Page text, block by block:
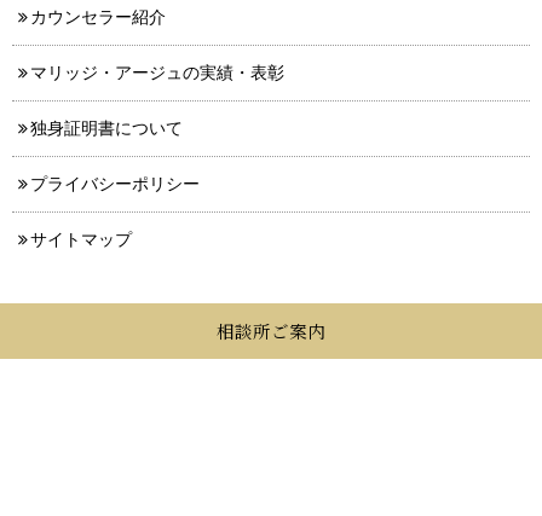
カウンセラー紹介
マリッジ・アージュの実績・表彰
独身証明書について
プライバシーポリシー
サイトマップ
相談所ご案内